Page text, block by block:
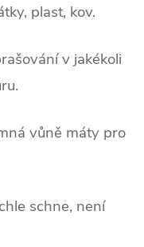
plast, kov.
v jakékoli
vůně máty pro
schne, není